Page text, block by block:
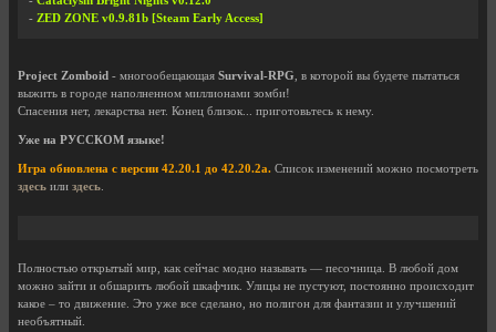
- ZED ZONE v0.9.81b [Steam Early Access]
Project Zomboid - многообещающая Survival-RPG , в которой вы будете пытаться
выжить в городе наполненном миллионами зомби!
Спасения нет, лекарства нет. Конец близок... приготовьтесь к нему.
Уже на РУССКОМ языке!
Игра обновлена с версии 42.20.1 до 42.20.2a. Список изменений можно посмотреть
здесь или здесь
Полностью открытый мир, как сейчас модно называть — песочница. В любой дом
можно зайти и обшарить любой шкафчик. Улицы не пустуют, постоянно происходит
какое – то движение. Это уже все сделано, но полигон для фантазии и улучшений
необъятный.